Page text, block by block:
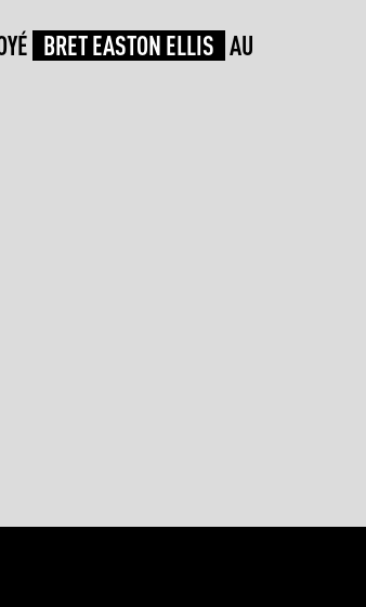
BRET EASTON ELLIS AU